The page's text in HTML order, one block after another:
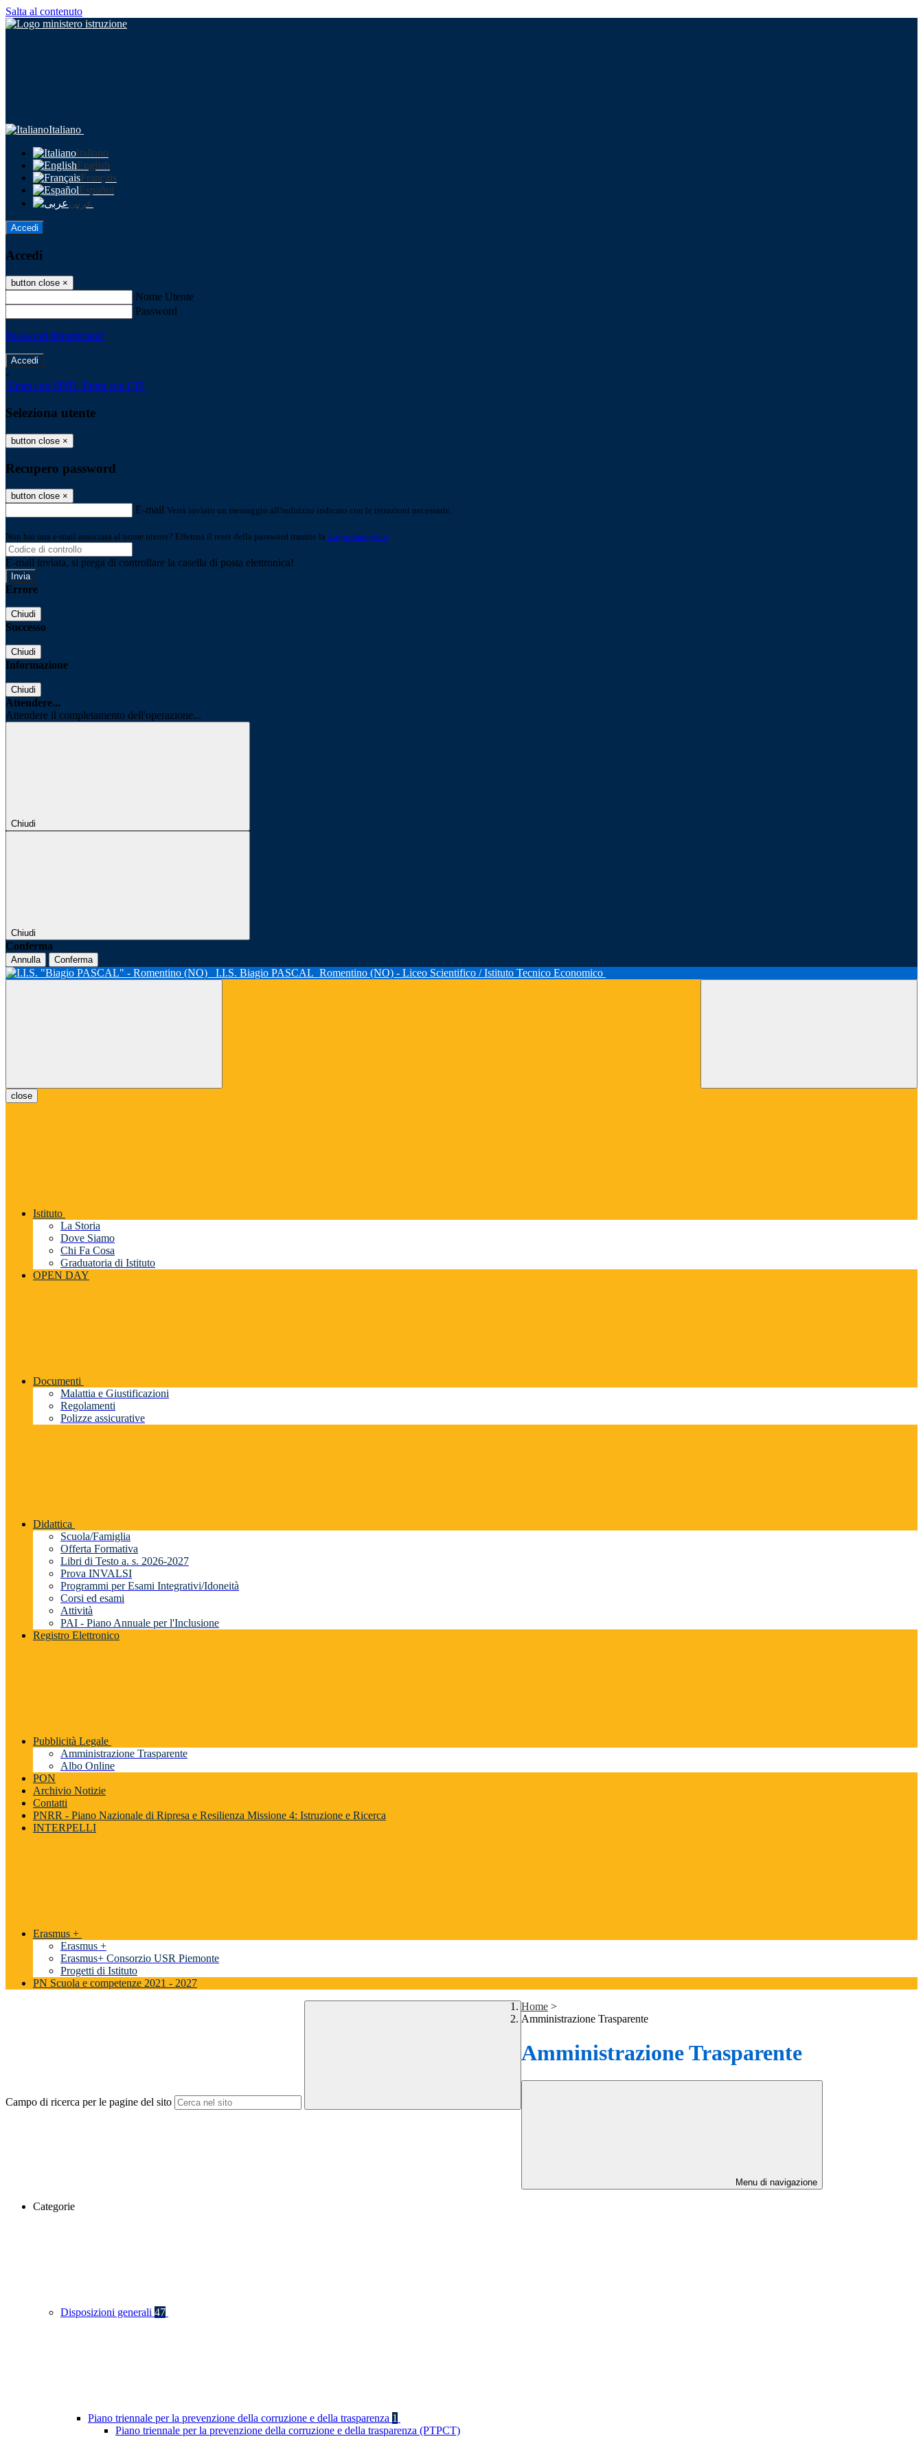
Salta al contenuto
Italiano
Italiano
English
Français
Español
عربى
Accedi
Accedi
button close ×
Nome Utente
Password
Password dimenticata?
-
Entra con SPID Entra con CIE
Seleziona utente
button close ×
Recupero password
button close ×
E-mail Verrà inviato un messaggio all'indirizzo indicato con le istruzioni necessarie.
Non hai una e-mail associata al nome utente? Effettua il reset della password tramite la Login Spaggiari
E-mail inviata, si prega di controllare la casella di posta elettronica!
Errore
Chiudi
Successo
Chiudi
Informazione
Chiudi
Attendere...
Attendere il completamento dell'operazione...
Chiudi
Chiudi
Conferma
Annulla Conferma
I.I.S. Biagio PASCAL Romentino (NO) - Liceo Scientifico / Istituto Tecnico Economico
close
Istituto
La Storia
Dove Siamo
Chi Fa Cosa
Graduatoria di Istituto
OPEN DAY
Documenti
Malattia e Giustificazioni
Regolamenti
Polizze assicurative
Didattica
Scuola/Famiglia
Offerta Formativa
Libri di Testo a. s. 2026-2027
Prova INVALSI
Programmi per Esami Integrativi/Idoneità
Corsi ed esami
Attività
PAI - Piano Annuale per l'Inclusione
Registro Elettronico
Pubblicità Legale
Amministrazione Trasparente
Albo Online
PON
Archivio Notizie
Contatti
PNRR - Piano Nazionale di Ripresa e Resilienza Missione 4: Istruzione e Ricerca
INTERPELLI
Erasmus +
Erasmus +
Erasmus+ Consorzio USR Piemonte
Progetti di Istituto
PN Scuola e competenze 2021 - 2027
Campo di ricerca per le pagine del sito
Home >
Amministrazione Trasparente
Amministrazione Trasparente
Menu di navigazione
Categorie
Disposizioni generali 47
Piano triennale per la prevenzione della corruzione e della trasparenza 1
Piano triennale per la prevenzione della corruzione e della trasparenza (PTPCT)